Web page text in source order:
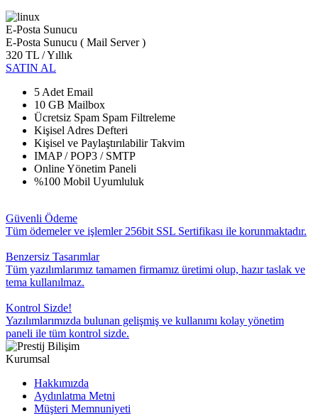
E-Posta Sunucu
E-Posta Sunucu ( Mail Server )
320 TL / Yıllık
SATIN AL
5 Adet Email
10 GB Mailbox
Ücretsiz Spam Spam Filtreleme
Kişisel Adres Defteri
Kişisel ve Paylaştırılabilir Takvim
IMAP / POP3 / SMTP
Online Yönetim Paneli
%100 Mobil Uyumluluk
Güvenli Ödeme
Tüm ödemeler ve işlemler 256bit SSL Sertifikası ile korunmaktadır.
Benzersiz Tasarımlar
Tüm yazılımlarımız tamamen firmamız üretimi olup, hazır taslak ve
tema kullanılmaz.
Kontrol Sizde!
Yazılımlarımızda bulunan gelişmiş ve kullanımı kolay yönetim
paneli ile tüm kontrol sizde.
Kurumsal
Hakkımızda
Aydınlatma Metni
Müşteri Memnuniyeti